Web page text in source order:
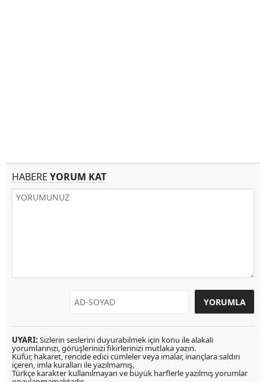
HABERE YORUM KAT
UYARI: Sizlerin seslerini duyurabilmek için konu ile alakalı
yorumlarınızı, görüşlerinizi fikirlerinizi mutlaka yazın.
Küfür, hakaret, rencide edici cümleler veya imalar, inançlara saldırı
içeren, imla kuralları ile yazılmamış,
Türkçe karakter kullanılmayan ve büyük harflerle yazılmış yorumlar